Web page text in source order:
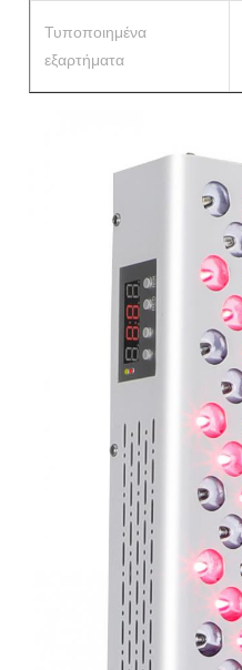
Τυποποιημένα
εξαρτήματα